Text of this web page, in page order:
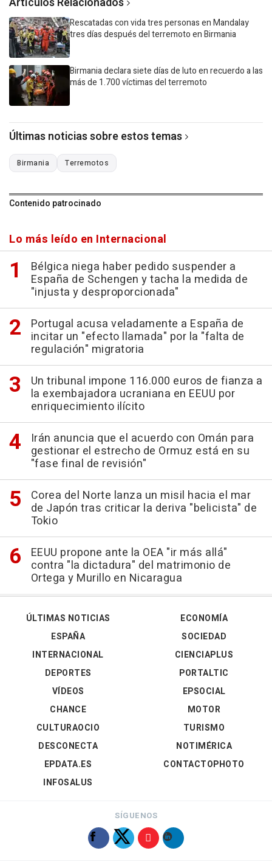
Rescatadas con vida tres personas en Mandalay
tres días después del terremoto en Birmania
Birmania declara siete días de luto en recuerdo a las
más de 1.700 víctimas del terremoto
Últimas noticias sobre estos temas
Birmania Terremotos
Contenido patrocinado
Lo más leído en Internacional
Bélgica niega haber pedido suspender a
España de Schengen y tacha la medida de
"injusta y desproporcionada"
Portugal acusa veladamente a España de
incitar un "efecto llamada" por la "falta de
regulación" migratoria
Un tribunal impone 116.000 euros de fianza a
la exembajadora ucraniana en EEUU por
enriquecimiento ilícito
Irán anuncia que el acuerdo con Omán para
gestionar el estrecho de Ormuz está en su
"fase final de revisión"
Corea del Norte lanza un misil hacia el mar
de Japón tras criticar la deriva "belicista" de
Tokio
EEUU propone ante la OEA "ir más allá"
contra "la dictadura" del matrimonio de
Ortega y Murillo en Nicaragua
ÚLTIMAS NOTICIAS
ESPAÑA
INTERNACIONAL
DEPORTES
VÍDEOS
ECONOMÍA
SOCIEDAD
CIENCIAPLUS
PORTALTIC
EPSOCIAL
CHANCE
CULTURAOCIO
DESCONECTA
EPDATA.ES
INFOSALUS
MOTOR
TURISMO
NOTIMÉRICA
CONTACTOPHOTO
SÍGUENOS